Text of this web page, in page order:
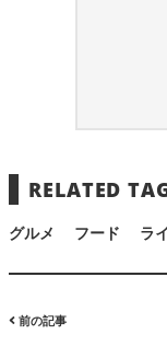
RELATED
グルメ フード ラ
前の記事